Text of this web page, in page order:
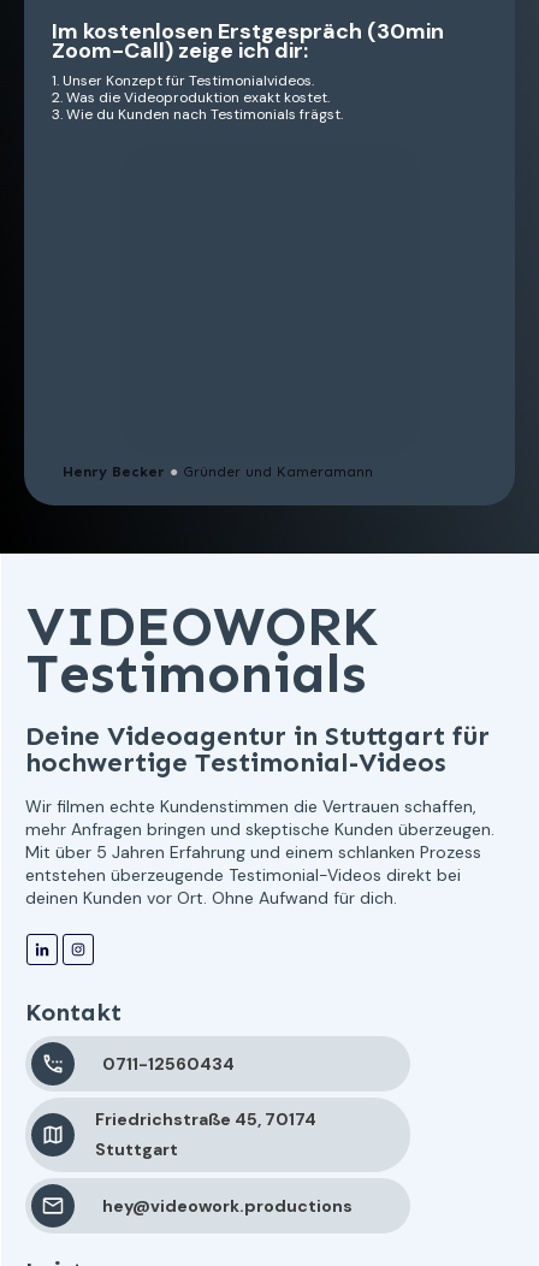
Im kostenlosen Erstgespräch (30min
Zoom-Call) zeige ich dir:
1. Unser Konzept für Testimonialvideos.
2. Was die Videoproduktion exakt kostet.
3. Wie du Kunden nach Testimonials frägst.
Henry Becker ● Gründer und Kameramann
VIDEOWORK
Testimonials
Deine Videoagentur in Stuttgart für
hochwertige Testimonial-Videos
Wir filmen echte Kundenstimmen die Vertrauen schaffen,
mehr Anfragen bringen und skeptische Kunden überzeugen.
Mit über 5 Jahren Erfahrung und einem schlanken Prozess
entstehen überzeugende Testimonial-Videos direkt bei
deinen Kunden vor Ort. Ohne Aufwand für dich.
Kontakt
0711-12560434
Friedrichstraße 45, 70174
Stuttgart
hey@videowork.productions